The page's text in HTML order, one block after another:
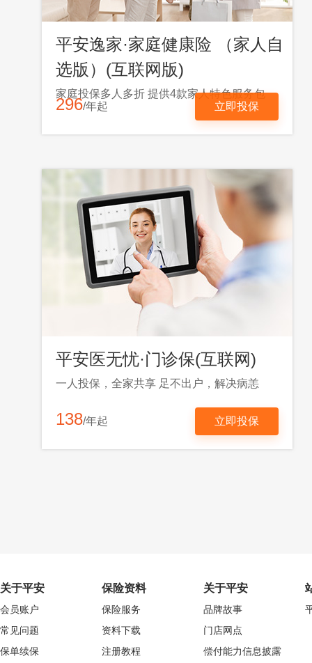
平安逸家·家庭健康险 （家人自
选版）(互联网版)
家庭投保多人多折 提供4款家人特色服务包
296/年起 立即投保
平安医无忧·门诊保(互联网)
一人投保，全家共享 足不出户，解决病恙
138/年起 立即投保
关于平安
会员账户
常见问题
保单续保
保险资料
保险服务
资料下载
注册教程
关于平安
品牌故事
门店网点
偿付能力信息披露